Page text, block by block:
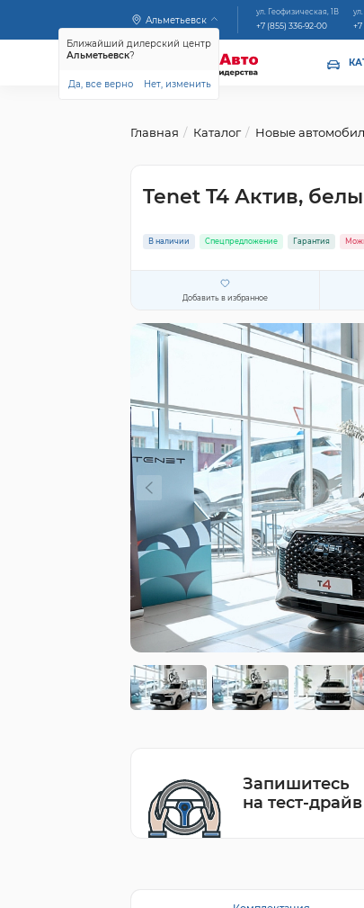
Альметьевск
Ближайший дилерский центр
Альметьевск?
Да, все верно Нет, изменить
ул. Геофизическая, 1В
+7 (855) 336-92-00 +7
Главная Каталог Новые
Tenet T4 Актив,
В наличии Спецпредложение Гарантия
Добавить в избранное
Запишитесь
на тест-драйв